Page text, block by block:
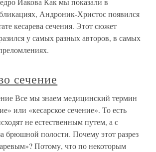
Андроник-Христос появился
кесарева сечения. Этот сюжет
у самых разных авторов, в самых
сечение
Все мы знаем медицинский термин
или «кесарское сечение». То есть
не естественным путем, а с
брюшной полости. Почему этот разрез
Потому, что по некоторым